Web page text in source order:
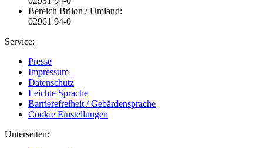
Bereich Brilon / Umland:
02961 94-0
Service:
Presse
Impressum
Datenschutz
Leichte Sprache
Barrierefreiheit / Gebärdensprache
Cookie Einstellungen
Unterseiten: